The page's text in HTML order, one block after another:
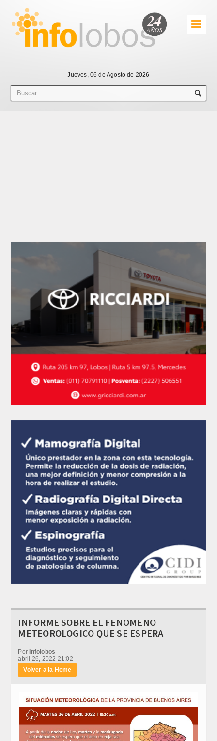
☰
Jueves, 06 de Agosto de 2026
INFORME SOBRE EL FENOMENO
METEOROLOGICO QUE SE ESPERA
PorInfolobos
abril 26, 2022 21:02
Volver a la Home